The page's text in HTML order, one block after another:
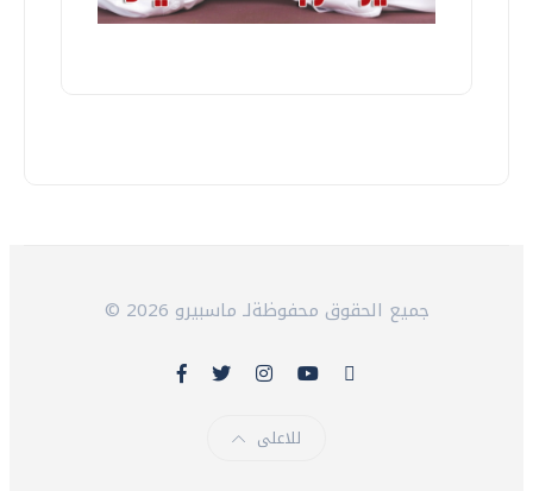
© 2026 جميع الحقوق محفوظةلـ ماسبيرو
للاعلى